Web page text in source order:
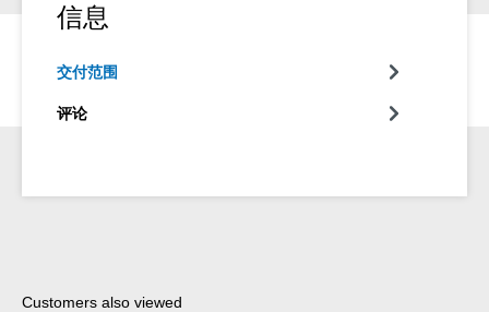
信息
交付范围
评论
Skip product gallery
Customers also viewed